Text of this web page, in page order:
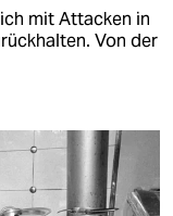
mit Attacken in
Von der